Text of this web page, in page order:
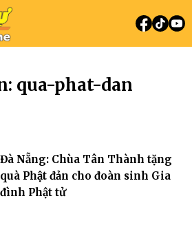
qua-phat-dan
Đà Nẵng: Chùa Tân Thành tặng
quà Phật đản cho đoàn sinh Gia
đình Phật tử